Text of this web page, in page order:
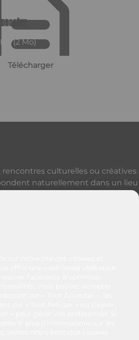
(2 Mo)
Télécharger
rencontres culturelles ou créatives
naturellement dans un lieu
révèle vos événements à Paris